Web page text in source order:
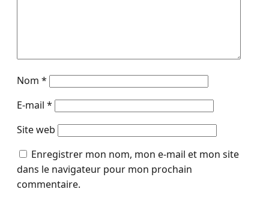
Nom *
E-mail *
Site web
Enregistrer mon nom, mon e-mail et mon site
dans le navigateur pour mon prochain
commentaire.